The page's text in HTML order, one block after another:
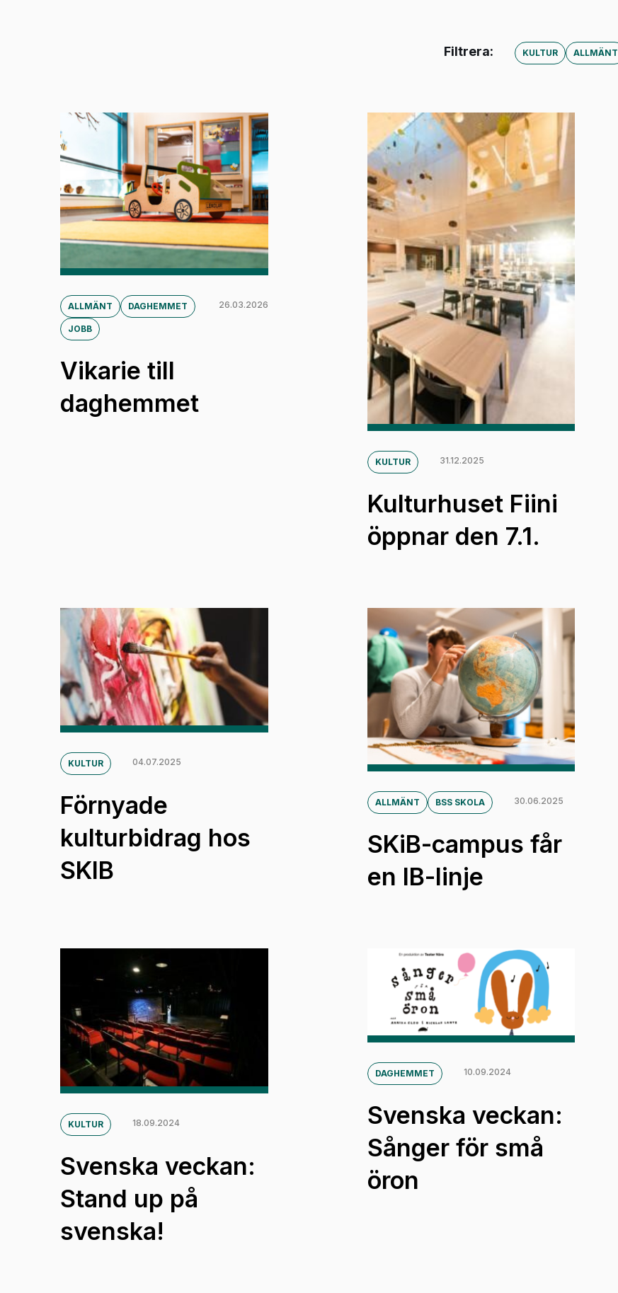
Filtrera: KULTUR ALLMÄNT
ALLMÄNT DAGHEMMET
JOBB
26.03.2026
Vikarie till
daghemmet
KULTUR 31.12.2025
Kulturhuset Fiini
öppnar den 7.1.
KULTUR 04.07.2025
Förnyade
kulturbidrag hos
SKIB
ALLMÄNT BSS SKOLA 30.06.2025
SKiB-campus får
en IB-linje
KULTUR 18.09.2024
Svenska veckan:
Stand up på
svenska!
DAGHEMMET 10.09.2024
Svenska veckan:
Sånger för små
öron